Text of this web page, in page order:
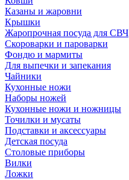
Казаны и жаровни
Крышки
Жаропрочная посуда для СВЧ
Скороварки и пароварки
Фондю и мармиты
Для выпечки и запекания
Чайники
Кухонные ножи
Наборы ножей
Кухонные ножи и ножницы
Точилки и мусаты
Подставки и аксессуары
Детская посуда
Столовые приборы
Вилки
Ложки